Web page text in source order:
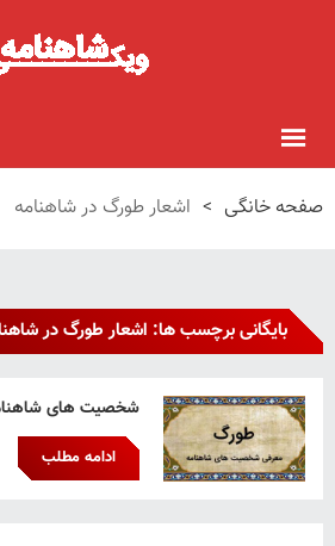
صفحه خانگی > اشعار طورگ در شاهنامه
بایگانی برچسب ها: اشعار طورگ در
شخصیت های
ادامه مطلب